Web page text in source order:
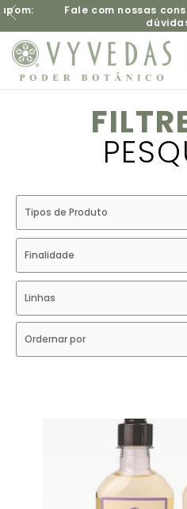
Fale com nossas
dúvidas
Tipos de Produto
Finalidade
Linhas
Ordernar por